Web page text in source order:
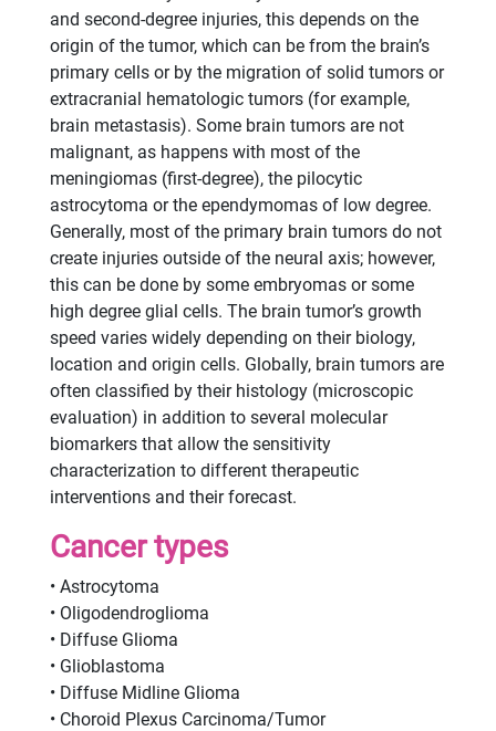
and second-degree injuries, this depends on the
origin of the tumor, which can be from the brain’s
primary cells or by the migration of solid tumors or
extracranial hematologic tumors (for example,
brain metastasis). Some brain tumors are not
malignant, as happens with most of the
meningiomas (first-degree), the pilocytic
astrocytoma or the ependymomas of low degree.
Generally, most of the primary brain tumors do not
create injuries outside of the neural axis; however,
this can be done by some embryomas or some
high degree glial cells. The brain tumor’s growth
speed varies widely depending on their biology,
location and origin cells. Globally, brain tumors are
often classified by their histology (microscopic
evaluation) in addition to several molecular
biomarkers that allow the sensitivity
characterization to different therapeutic
interventions and their forecast.
Cancer types
• Astrocytoma
• Oligodendroglioma
• Diffuse Glioma
• Glioblastoma
• Diffuse Midline Glioma
• Choroid Plexus Carcinoma/Tumor